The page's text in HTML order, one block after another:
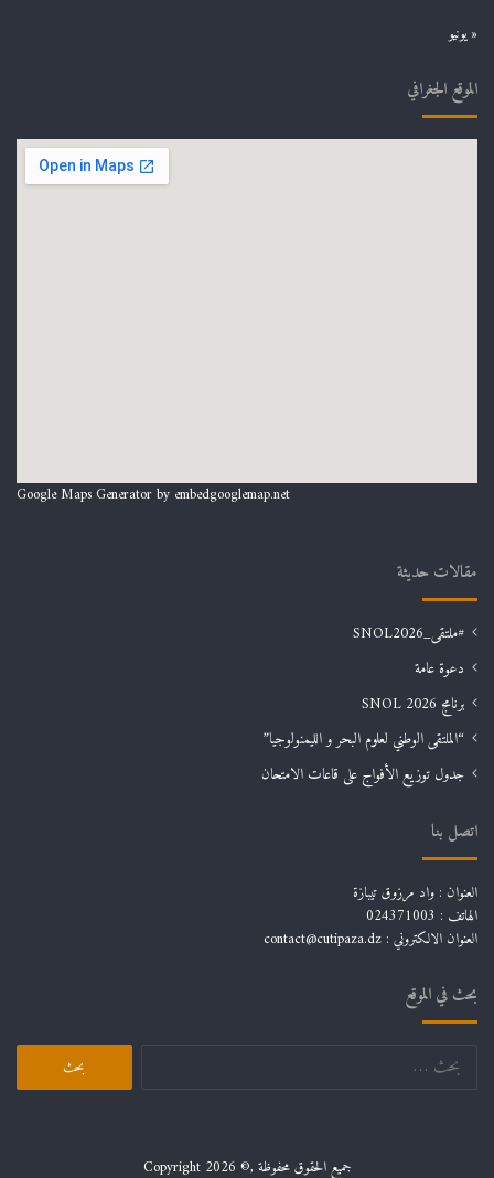
« يونيو
الموقع الجغرافي
Google Maps Generator by embedgooglemap.net
مقالات حديثة
#ملتقى_SNOL2026
دعوة عامة
برنامج SNOL 2026
“الملتقى الوطني لعلوم البحر و الليمنولوجيا”
جدول توزيع الأفواج على قاعات الامتحان
اتصل بنا
العنوان : واد مرزوق تيبازة
الهاتف : 024371003
العنوان الالكتروني : contact@cutipaza.dz
بحث في الموقع
البحث
جميع الحقوق محفوظة ,© Copyright 2026